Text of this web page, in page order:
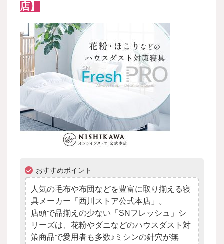
店】
おすすめポイント
人気の毛布や布団などを豊富に取り揃える寝
具メーカー「西川ストア公式本店」。
店頭で品揃えの少ない「SNフレッシュ」シ
リーズは、花粉やダニなどのハウスダスト対
策商品で愛用者も多数♪ミシンの針穴が無